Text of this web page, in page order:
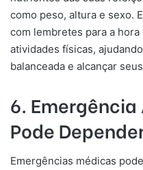
como peso, altura e sexo.
com lembretes para a
atividades físicas,
balanceada e alcançar
6. Emergência
Pode
Emergências médicas